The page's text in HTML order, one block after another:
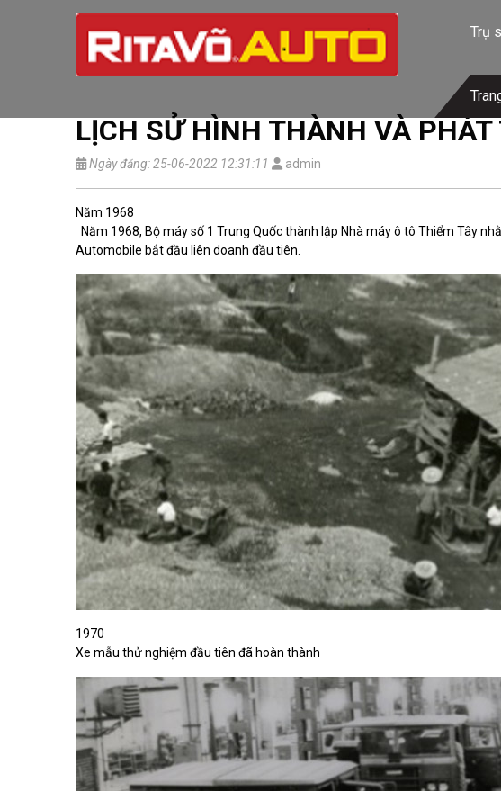
Trụ
LỊCH SỬ HÌNH THÀNH VÀ
Ngày đăng: 25-06-2022 12:31:11 admin
Năm 1968
Năm 1968, Bộ máy số 1 Trung Quốc thành lập Nhà máy ô tô Thiểm Tây
Automobile bắt đầu liên doanh đầu tiên.
1970
Xe mẫu thử nghiệm đầu tiên đã hoàn thành